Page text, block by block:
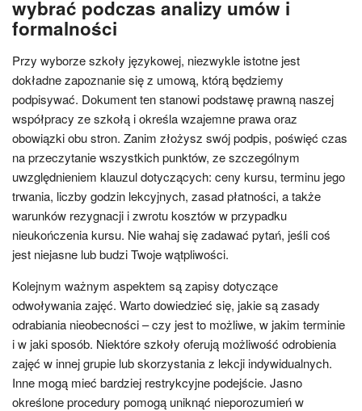
wybrać podczas analizy umów i
formalności
Przy wyborze szkoły językowej, niezwykle istotne jest
dokładne zapoznanie się z umową, którą będziemy
podpisywać. Dokument ten stanowi podstawę prawną naszej
współpracy ze szkołą i określa wzajemne prawa oraz
obowiązki obu stron. Zanim złożysz swój podpis, poświęć czas
na przeczytanie wszystkich punktów, ze szczególnym
uwzględnieniem klauzul dotyczących: ceny kursu, terminu jego
trwania, liczby godzin lekcyjnych, zasad płatności, a także
warunków rezygnacji i zwrotu kosztów w przypadku
nieukończenia kursu. Nie wahaj się zadawać pytań, jeśli coś
jest niejasne lub budzi Twoje wątpliwości.
Kolejnym ważnym aspektem są zapisy dotyczące
odwoływania zajęć. Warto dowiedzieć się, jakie są zasady
odrabiania nieobecności – czy jest to możliwe, w jakim terminie
i w jaki sposób. Niektóre szkoły oferują możliwość odrobienia
zajęć w innej grupie lub skorzystania z lekcji indywidualnych.
Inne mogą mieć bardziej restrykcyjne podejście. Jasno
określone procedury pomogą uniknąć nieporozumień w